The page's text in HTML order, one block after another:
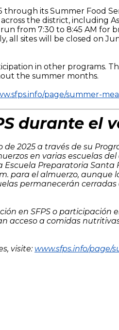
through its Summer Food
the district, including
from 7:30 to 8:45 AM for
all sites will be closed on
in other programs.
the summer months.
page/summer-
durante el
2025 a través de su
en varias escuelas del
Preparatoria Santa
m. para el almuerzo, aunque
permanecerán cerradas
en SFPS o participación
acceso a comidas
visite: www.sfps.info/page/